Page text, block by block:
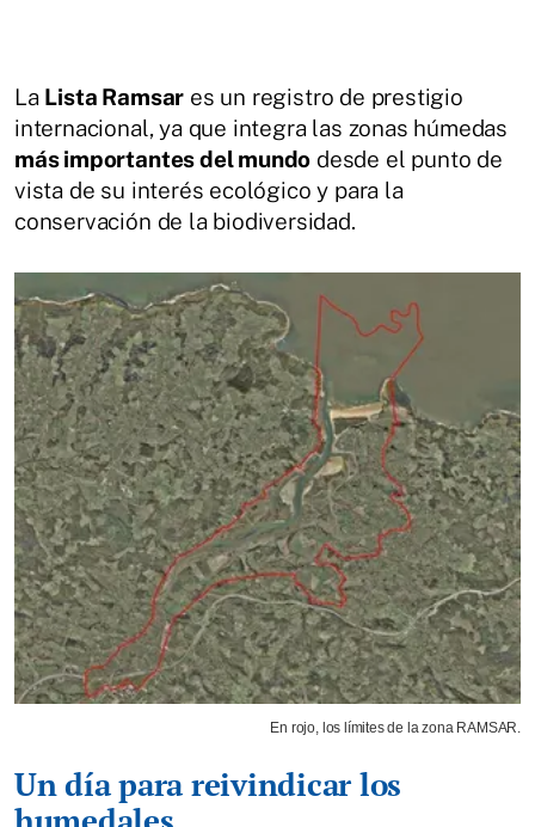
La Lista Ramsar es un registro de prestigio
internacional, ya que integra las zonas húmedas
más importantes del mundo desde el punto de
vista de su interés ecológico y para la
conservación de la biodiversidad.
En rojo, los límites de la zona RAMSAR.
Un día para reivindicar los